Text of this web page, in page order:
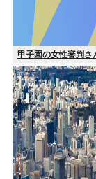
甲子園の女性審判さ